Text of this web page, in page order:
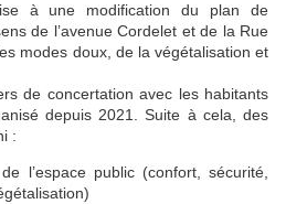
à une modification du plan de
de l’avenue Cordelet et de la Rue
modes doux, de la végétalisation et
de concertation avec les habitants
depuis 2021. Suite à cela, des
:
l’espace public (confort, sécurité,